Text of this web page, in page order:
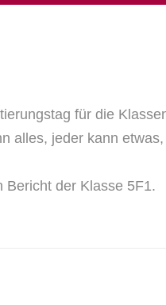
für die
alles, jeder kann etwas,
Bericht der Klasse 5F1.